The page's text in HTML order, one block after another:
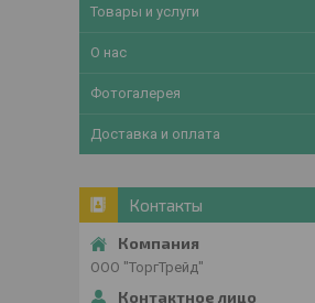
Товары и услуги
О нас
Фотогалерея
Доставка и оплата
Контакты
ООО "ТоргТрейд"